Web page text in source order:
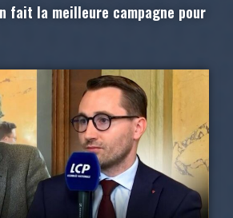
fait la meilleure campagne pour